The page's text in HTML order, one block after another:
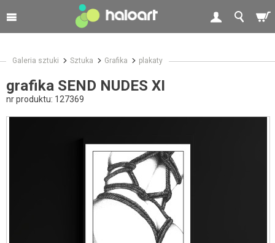
Galeria sztuki Sztuka Grafika plakaty
grafika SEND NUDES XI
nr produktu: 127369